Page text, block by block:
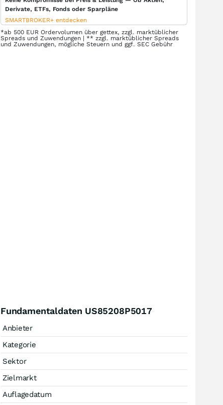
Derivate, ETFs, Fonds oder Sparpläne
SMARTBROKER+ entdecken
*ab 500 EUR Ordervolumen über gettex, zzgl. marktüblicher
Spreads und Zuwendungen | ** zzgl. marktüblicher Spreads
und Zuwendungen, mögliche Steuern und ggf. SEC Gebühr
Fundamentaldaten US85208P5017
Anbieter
Kategorie
Sektor
Zielmarkt
Auflagedatum